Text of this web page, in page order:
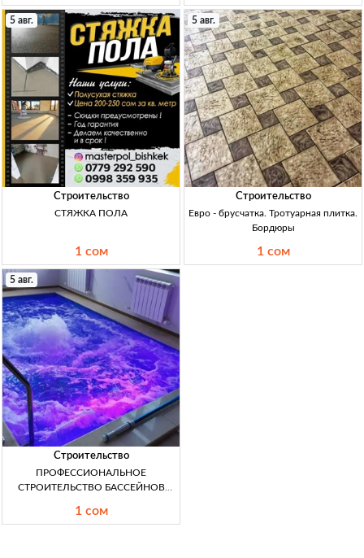
5 авг.
Строительство
СТЯЖКА ПОЛА
1 сом
5 авг.
Строительство
Евро - брусчатка. Тротуарная плитка.
Бордюры
1 сом
5 авг.
Строительство
ПРОФЕССИОНАЛЬНОЕ
СТРОИТЕЛЬСТВО БАССЕЙНОВ
1 сом